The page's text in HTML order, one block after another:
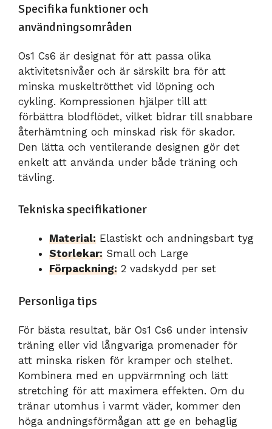
Specifika funktioner och
användningsområden
Os1 Cs6 är designat för att passa olika
aktivitetsnivåer och är särskilt bra för att
minska muskeltrötthet vid löpning och
cykling. Kompressionen hjälper till att
förbättra blodflödet, vilket bidrar till snabbare
återhämtning och minskad risk för skador.
Den lätta och ventilerande designen gör det
enkelt att använda under både träning och
tävling.
Tekniska specifikationer
Material: Elastiskt och andningsbart tyg
Storlekar: Small och Large
Förpackning: 2 vadskydd per set
Personliga tips
För bästa resultat, bär Os1 Cs6 under intensiv
träning eller vid långvariga promenader för
att minska risken för kramper och stelhet.
Kombinera med en uppvärmning och lätt
stretching för att maximera effekten. Om du
tränar utomhus i varmt väder, kommer den
höga andningsförmågan att ge en behaglig